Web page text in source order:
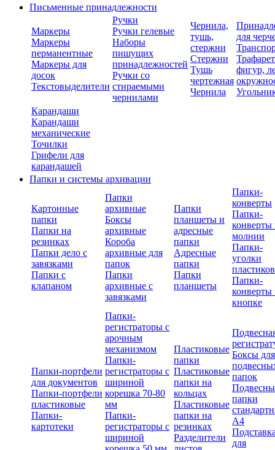
Письменные принадлежности
Маркеры
Маркеры
перманентные
Маркеры для
досок
Текстовыделители
Ручки
Ручки гелевые
Наборы
пишущих
принадлежностей
Ручки со
стираемыми
чернилами
Чернила,
тушь,
стержни
Стержни
Тушь
чертежная
Чернила
для
фигур,
Карандаши
Карандаши
механические
Точилки
Грифели для
карандашей
Папки и системы архивации
Картонные
папки
Папки на
резинках
Папки дело с
завязками
Папки с
клапаном
Папки
архивные
Боксы
архивные
Короба
архивные для
папок
Папки
архивные с
завязками
Папки
планшеты и
адресные
папки
Адресные
папки
Папки
планшеты
Папки-
конверты
Папки-
конверты
молнии
Папки-
уголки
Папки-
конверты
кнопке
Папки-портфели
для документов
Папки-портфели
пластиковые
Папки-
картотеки
Папки-
регистраторы с
арочным
механизмом
Папки-
регистраторы с
шириной
корешка 70-80
мм
Папки-
регистраторы с
шириной
Пластиковые
папки
Пластиковые
папки на
кольцах
Пластиковые
папки на
резинках
Разделители
Боксы для
папок
папки
А4
для